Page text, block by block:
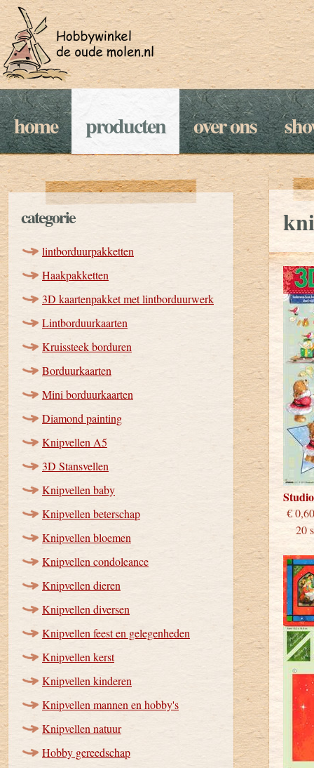
home producten over ons
categorie
lintborduurpakketten
Haakpakketten
3D kaartenpakket met lintborduurwerk
Lintborduurkaarten
Kruissteek borduren
Borduurkaarten
Mini borduurkaarten
Diamond painting
Knipvellen A5
3D Stansvellen
Knipvellen baby
Knipvellen beterschap
Knipvellen bloemen
Knipvellen condoleance
Knipvellen dieren
Knipvellen diversen
Knipvellen feest en gelegenheden
Knipvellen kerst
Knipvellen kinderen
Knipvellen mannen en hobby's
Knipvellen natuur
Hobby gereedschap
20